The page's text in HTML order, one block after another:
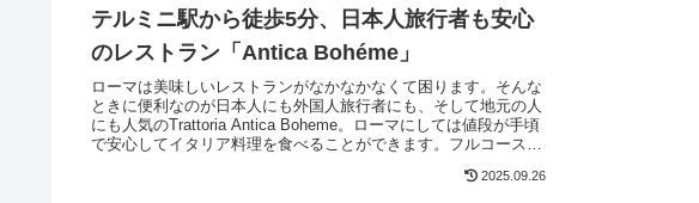
テルミニ駅から徒歩5分、日本人旅行者も安心
のレストラン「Antica Bohéme」
ローマは美味しいレストランがなかなかなくて困ります。そんな
ときに便利なのが日本人にも外国人旅行者にも、そして地元の人
にも人気のTrattoria Antica Boheme。ローマにしては値段が手頃
で安心してイタリア料理を食べることができます。フルコースで
2025.09.26